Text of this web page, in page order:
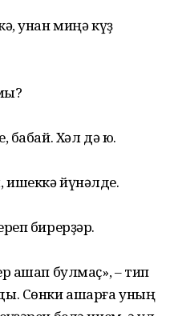
унан миңә күҙ
Хәл дә юҡ.
йүнәлде.
бирерҙәр.
ашап булмаҫ», – тип
Сөнки ашарға уның